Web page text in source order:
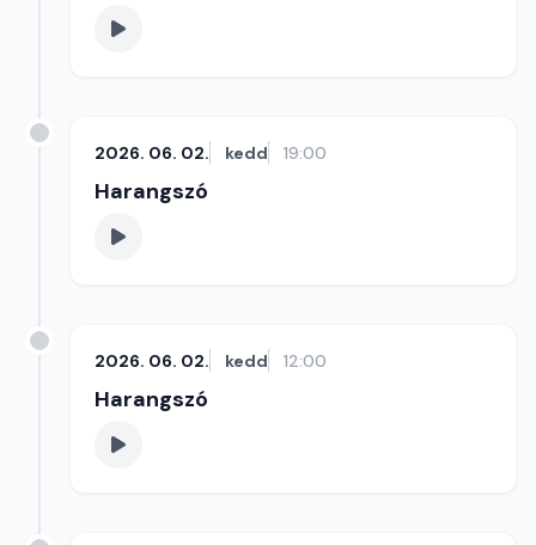
2026. 06. 02. kedd 19:00
Harangszó
2026. 06. 02. kedd 12:00
Harangszó